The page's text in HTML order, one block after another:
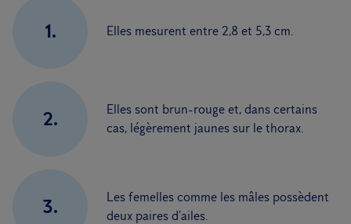
1. Elles mesurent entre 2,8 et 5,3 cm.
2.
Elles sont brun-rouge et, dans certains
cas, légèrement jaunes sur le thorax.
3.
Les femelles comme les mâles possèdent
deux paires d’ailes.